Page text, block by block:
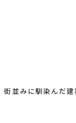
並みに馴染んだ建